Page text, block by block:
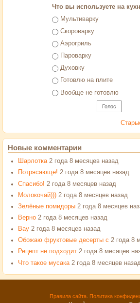
Что вы используете на
Варианты
Мультиварку
Скороварку
Аэрогриль
Пароварку
Духовку
Готовлю на плите
Вообще не готовлю
Новые комментарии
Шарлотка 2 года 8 месяцев назад
Потрясающе! 2 года 8 месяцев назад
Спасибо! 2 года 8 месяцев назад
Молокочай))) 2 года 8 месяцев назад
Зелёные помидоры 2 года 8 месяцев
Верно 2 года 8 месяцев назад
Вау 2 года 8 месяцев назад
Обожаю фруктовые десерты с 2 года 8
Рецепт не подходит 2 года 8 месяцев
Что такое мусака 2 года 8 месяцев назад
Правила сайта. Политика